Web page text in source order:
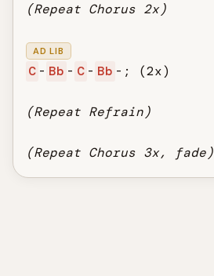
(Repeat Chorus 2x)
AD LIB
C - Bb - C - Bb -; (2x)
(Repeat Refrain)
(Repeat Chorus 3x, fade)